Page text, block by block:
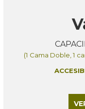
(1 Cama Doble, 1